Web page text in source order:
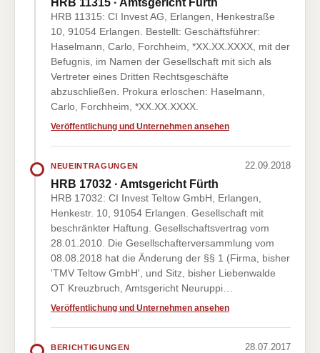
HRB 11315 · Amtsgericht Fürth
HRB 11315: CI Invest AG, Erlangen, Henkestraße
10, 91054 Erlangen. Bestellt: Geschäftsführer:
Haselmann, Carlo, Forchheim, *XX.XX.XXXX, mit der
Befugnis, im Namen der Gesellschaft mit sich als
Vertreter eines Dritten Rechtsgeschäfte
abzuschließen. Prokura erloschen: Haselmann,
Carlo, Forchheim, *XX.XX.XXXX.
Veröffentlichung und Unternehmen ansehen
NEUEINTRAGUNGEN 22.09.2018
HRB 17032 · Amtsgericht Fürth
HRB 17032: CI Invest Teltow GmbH, Erlangen,
Henkestr. 10, 91054 Erlangen. Gesellschaft mit
beschränkter Haftung. Gesellschaftsvertrag vom
28.01.2010. Die Gesellschafterversammlung vom
08.08.2018 hat die Änderung der §§ 1 (Firma, bisher
'TMV Teltow GmbH', und Sitz, bisher Liebenwalde
OT Kreuzbruch, Amtsgericht Neuruppi…
Veröffentlichung und Unternehmen ansehen
BERICHTIGUNGEN 28.07.2017